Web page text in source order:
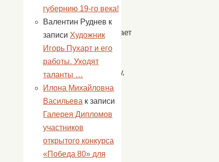
Этот
праздник
напоминает
не
только
обществу,
но
и
родным
том,
что
губернию 19-го века!
Валентин Руднев к
записи Художник
Игорь Пухарт и его
работы. Уходят
таланты …
Илона Михайловна
Васильева к записи
Галерея Дипломов
участников
открытого конкурса
«Победа 80» для